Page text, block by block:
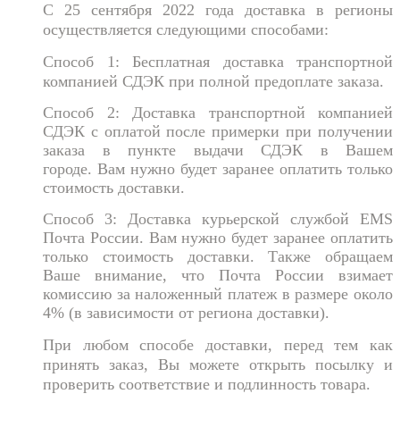
С 25 сентября 2022 года доставка в регионы
осуществляется следующими способами:
Способ 1: Бесплатная доставка транспортной
компанией СДЭК при полной предоплате заказа.
Способ 2: Доставка транспортной компанией
СДЭК с оплатой после примерки при получении
заказа в пункте выдачи СДЭК в Вашем
городе. Вам нужно будет заранее оплатить только
стоимость доставки.
Способ 3: Доставка курьерской службой EMS
Почта России. Вам нужно будет заранее оплатить
только стоимость доставки. Также обращаем
Ваше внимание, что Почта России взимает
комиссию за наложенный платеж в размере около
4% (в зависимости от региона доставки).
При любом способе доставки, перед тем как
принять заказ, Вы можете открыть посылку и
проверить соответствие и подлинность товара.